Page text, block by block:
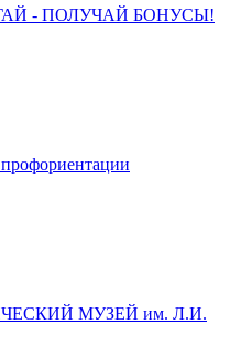
- ПОЛУЧАЙ БОНУСЫ!
МУЗЕЙ им. Л.И.